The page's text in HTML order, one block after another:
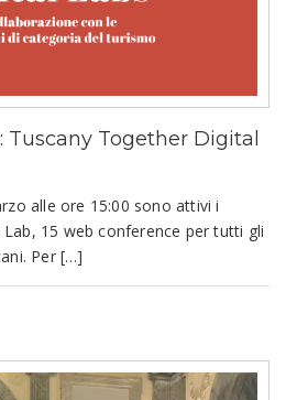
Tuscany Together Digital
alle ore 15:00 sono attivi i
15 web conference per tutti gli
Per […]